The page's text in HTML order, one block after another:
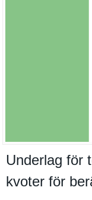
Underlag för
kvoter för